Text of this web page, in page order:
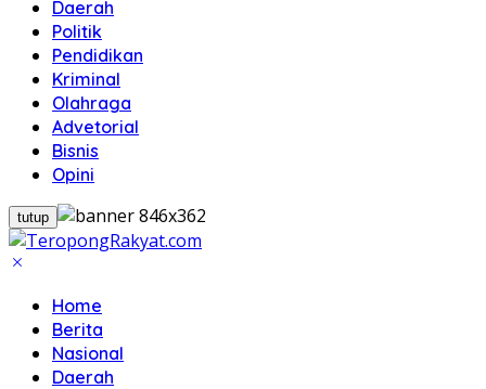
Daerah
Politik
Pendidikan
Kriminal
Olahraga
Advetorial
Bisnis
Opini
tutup
Home
Berita
Nasional
Daerah